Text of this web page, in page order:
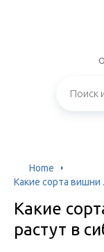
Home
Какие сорта вишни
Какие
растут в